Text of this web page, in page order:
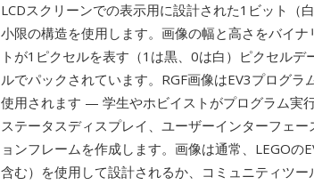
LCDスクリーンでの表示用に設計された1ビット（
小限の構造を使用します。画像の幅と高さをバイ
トが1ピクセルを表す（1は黒、0は白）ピクセル
ルでパックされています。RGF画像はEV3プログ
使用されます — 学生やホビイストがプログラム実
ステータスディスプレイ、ユーザーインターフェ
ョンフレームを作成します。画像は通常、LEGO
含む）を使用して設計されるか、コミュニティツ